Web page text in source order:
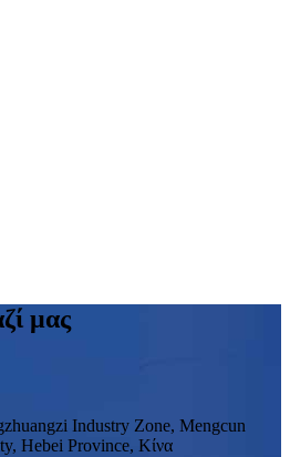
μας
Industry Zone, Mengcun
Hebei Province, Κίνα